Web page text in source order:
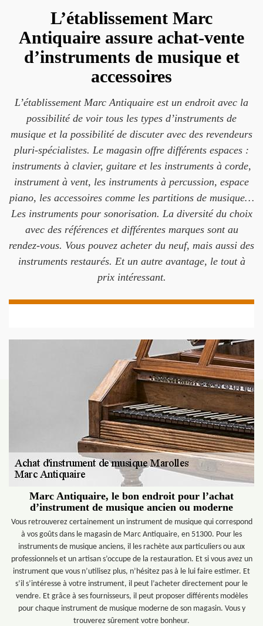
L’établissement Marc
Antiquaire assure achat-vente
d’instruments de musique et
accessoires
L’établissement Marc Antiquaire est un endroit avec la
possibilité de voir tous les types d’instruments de
musique et la possibilité de discuter avec des revendeurs
pluri-spécialistes. Le magasin offre différents espaces :
instruments à clavier, guitare et les instruments à corde,
instrument à vent, les instruments à percussion, espace
piano, les accessoires comme les partitions de musique…
Les instruments pour sonorisation. La diversité du choix
avec des références et différentes marques sont au
rendez-vous. Vous pouvez acheter du neuf, mais aussi des
instruments restaurés. Et un autre avantage, le tout à
prix intéressant.
Marc Antiquaire, le bon endroit pour l’achat
d’instrument de musique ancien ou moderne
Vous retrouverez certainement un instrument de musique qui correspond
à vos goûts dans le magasin de Marc Antiquaire, en 51300. Pour les
instruments de musique anciens, il les rachète aux particuliers ou aux
professionnels et un artisan s’occupe de la restauration. Et si vous avez un
instrument que vous n’utilisez plus, n’hésitez pas à le lui faire estimer. Et
s’il s’intéresse à votre instrument, il peut l’acheter directement pour le
vendre. Et grâce à ses fournisseurs, il peut proposer différents modèles
pour chaque instrument de musique moderne de son magasin. Vous y
trouverez sûrement votre bonheur.